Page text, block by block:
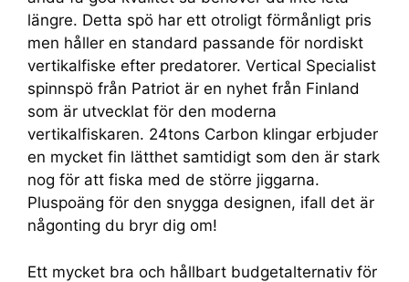
längre. Detta spö har ett otroligt förmånligt pris
men håller en standard passande för nordiskt
vertikalfiske efter predatorer. Vertical Specialist
spinnspö från Patriot är en nyhet från Finland
som är utvecklat för den moderna
vertikalfiskaren. 24tons Carbon klingar erbjuder
en mycket fin lätthet samtidigt som den är stark
nog för att fiska med de större jiggarna.
Pluspoäng för den snygga designen, ifall det är
någonting du bryr dig om!
Ett mycket bra och hållbart budgetalternativ för